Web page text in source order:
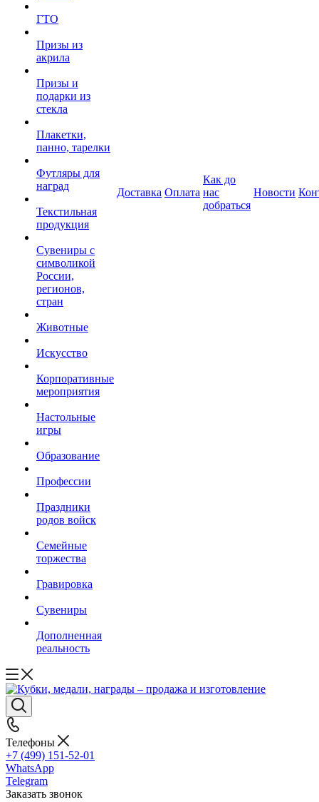
ГТО
Призы из
акрила
Призы и
подарки из
стекла
Плакетки,
панно, тарелки
Футляры для
наград
Текстильная
продукция
Сувениры с
символикой
России,
регионов,
стран
Животные
Искусство
Корпоративные
мероприятия
Настольные
игры
Образование
Профессии
Праздники
родов войск
Семейные
торжества
Гравировка
Сувениры
Дополненная
реальность
Доставка Оплата
Как до
нас
добраться
Новости
Телефоны
+7 (499) 151-52-01
WhatsApp
Telegram
Заказать звонок